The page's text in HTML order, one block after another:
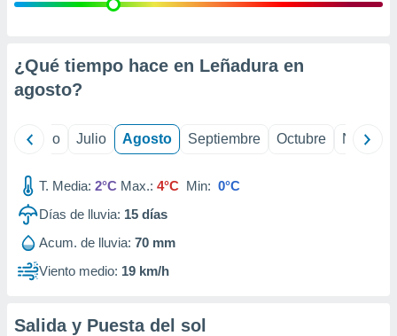
e
mediante
de
1199
¿Qué tiempo hace en Leñadura en
agosto?
Junio Julio Agosto Septiembre Octubre
T. Media: 2°C Max.: 4°C Min: 0°C
Días de lluvia: 15 días
Acum. de lluvia: 70 mm
Viento medio: 19 km/h
Salida y Puesta del sol